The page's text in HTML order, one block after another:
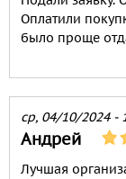
Оплатили
было проще
ср, 04/10/2024 -
Андрей
Лучшая